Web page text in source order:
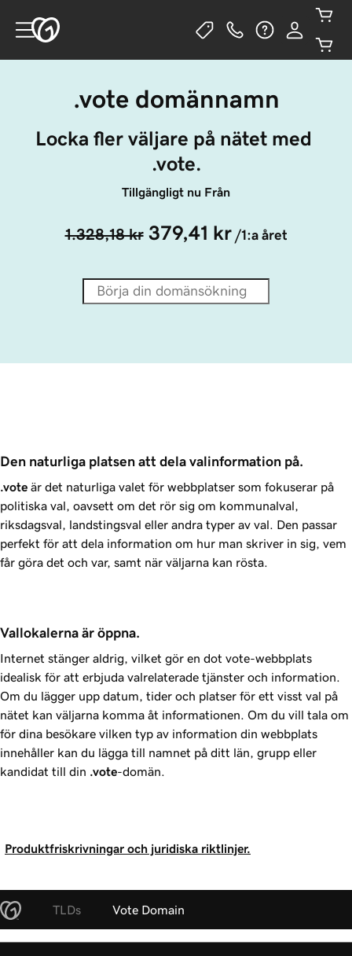
.vote domännamn
Locka fler väljare på nätet med
.vote.
Tillgängligt nu Från
1.328,18 kr 379,41 kr /1:a året
Den naturliga platsen att dela valinformation på.
.vote är det naturliga valet för webbplatser som fokuserar på
politiska val, oavsett om det rör sig om kommunalval,
riksdagsval, landstingsval eller andra typer av val. Den passar
perfekt för att dela information om hur man skriver in sig, vem
får göra det och var, samt när väljarna kan rösta.
Vallokalerna är öppna.
Internet stänger aldrig, vilket gör en dot vote-webbplats
idealisk för att erbjuda valrelaterade tjänster och information.
Om du lägger upp datum, tider och platser för ett visst val på
nätet kan väljarna komma åt informationen. Om du vill tala om
för dina besökare vilken typ av information din webbplats
innehåller kan du lägga till namnet på ditt län, grupp eller
kandidat till din .vote-domän.
Produktfriskrivningar och juridiska riktlinjer.
TLDs Vote Domain